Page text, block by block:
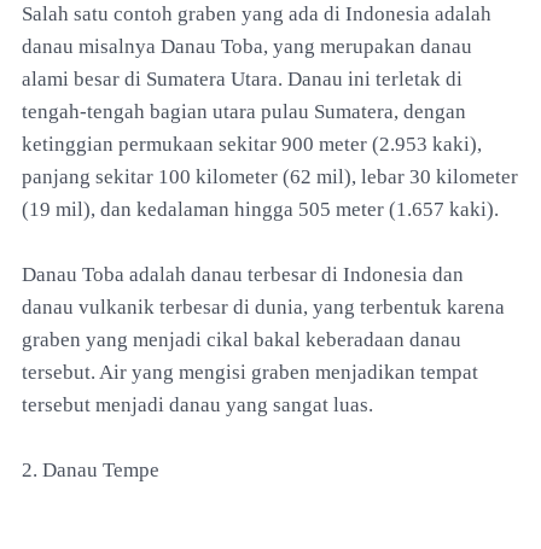
Salah satu contoh graben yang ada di Indonesia adalah
danau misalnya Danau Toba, yang merupakan danau
alami besar di Sumatera Utara. Danau ini terletak di
tengah-tengah bagian utara pulau Sumatera, dengan
ketinggian permukaan sekitar 900 meter (2.953 kaki),
panjang sekitar 100 kilometer (62 mil), lebar 30 kilometer
(19 mil), dan kedalaman hingga 505 meter (1.657 kaki).
Danau Toba adalah danau terbesar di Indonesia dan
danau vulkanik terbesar di dunia, yang terbentuk karena
graben yang menjadi cikal bakal keberadaan danau
tersebut. Air yang mengisi graben menjadikan tempat
tersebut menjadi danau yang sangat luas.
2. Danau Tempe